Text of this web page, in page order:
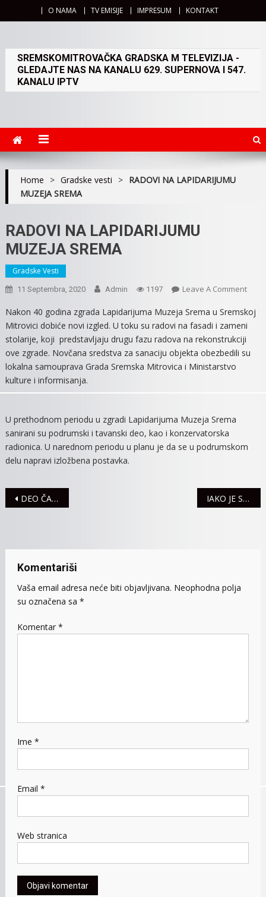
O NAMA TV EMISIJE IMPRESUM KONTAKT
SREMSKOMITROVAČKA GRADSKA M TELEVIZIJA -
GLEDAJTE NAS NA KANALU 629. SUPERNOVA I 547.
KANALU IPTV
Home > Gradske vesti > RADOVI NA LAPIDARIJUMU
MUZEJA SREMA
RADOVI NA LAPIDARIJUMU
MUZEJA SREMA
Gradske Vesti
11 Septembra, 2020 Admin 1197 Leave A CommentOn
NA
Nakon 40 godina zgrada Lapidarijuma Muzeja Srema u Sremskoj
Mitrovici dobiće novi izgled. U toku su radovi na fasadi i zameni
stolarije, koji predstavljaju drugu fazu radova na rekonstrukciji
ove zgrade. Novčana sredstva za sanaciju objekta obezbedili su
lokalna samouprava Grada Sremska Mitrovica i Ministarstvo
kulture i informisanja.
U prethodnom periodu u zgradi Lapidarijuma Muzeja Srema
sanirani su podrumski i tavanski deo, kao i konzervatorska
radionica. U narednom periodu u planu je da se u podrumskom
delu napravi izložbena postavka.
Navigacija
DEO ČALME I LAĆARKA 14. SEPTEMBRA BEZ STRUJE IAKO JE SEZONA ZVANIČNO ZAVRŠENA, SAVSKA VODA I DALJE BEZBEDNA ZA KUPANJE
Komentariši
Vaša email adresa neće biti objavljivana. Neophodna polja
su označena sa *
Komentar *
Ime *
Email *
Web stranica